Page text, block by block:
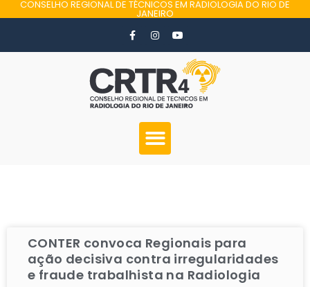
CONSELHO REGIONAL DE TÉCNICOS EM RADIOLOGIA DO RIO DE
JANEIRO
CONTER convoca Regionais para
ação decisiva contra irregularidades
e fraude trabalhista na Radiologia